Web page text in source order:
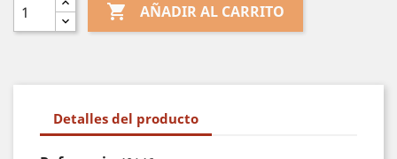
 AÑADIR AL CARRITO
Detalles del producto